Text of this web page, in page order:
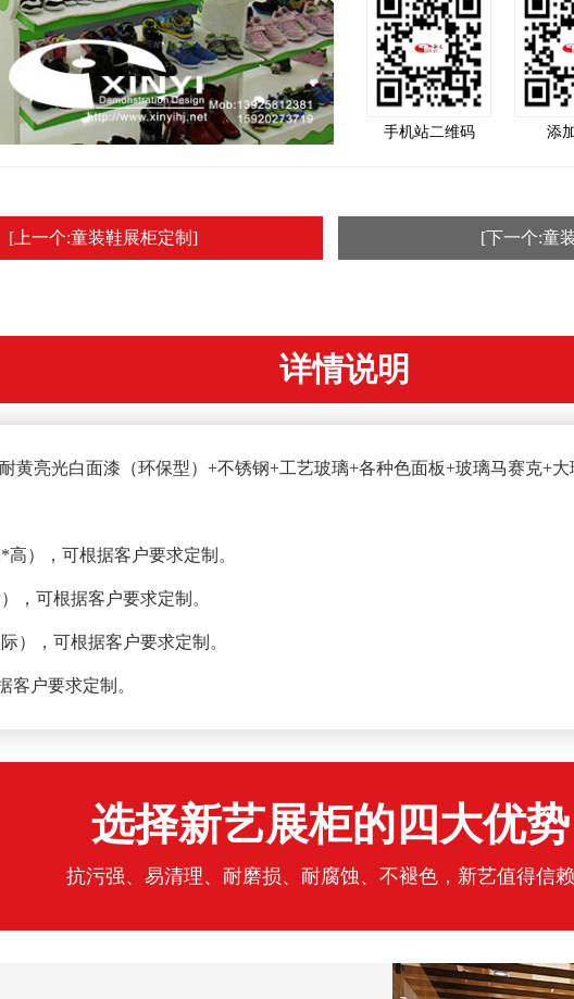
手机站二维码 添
[上一个:童装鞋展柜定制] [下一个:童
详情说明
黄亮光白面漆（环保型）+不锈钢+工艺玻璃+各种色面板+玻璃马赛克+
），可根据客户要求定制。
，可根据客户要求定制。
），可根据客户要求定制。
客户要求定制。
选择新艺展柜的四大优势
抗污强、易清理、耐磨损、耐腐蚀、不褪色，新艺值得信